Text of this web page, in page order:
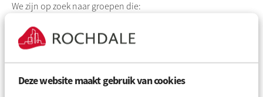
Deze website maakt gebruik van cookies
We zijn op zoek naar groepen die:
uit ten minste 6 personen bestaan
samen een nieuw woonconcept aandurven
een band hebben met Amsterdam Zuidoost